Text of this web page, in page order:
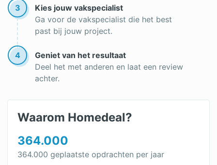
3
Kies jouw vakspecialist
Ga voor de vakspecialist die het best
past bij jouw project.
4
Geniet van het resultaat
Deel het met anderen en laat een review
achter.
Waarom Homedeal?
364.000
364.000 geplaatste opdrachten per jaar